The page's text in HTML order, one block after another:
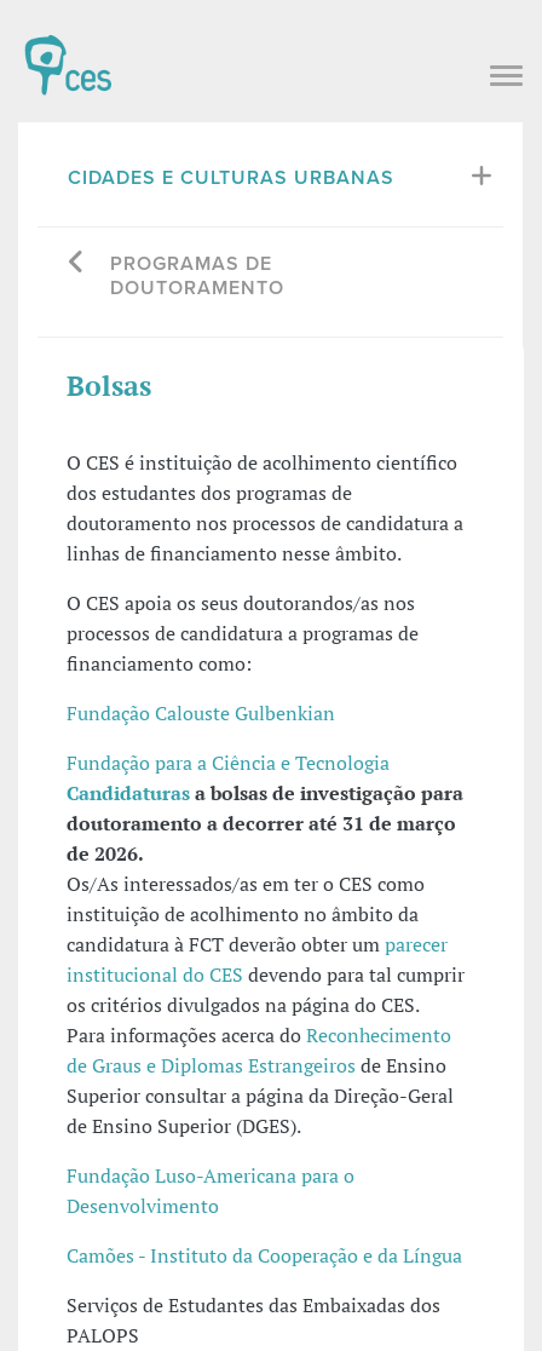
CIDADES E CULTURAS URBANAS
PROGRAMAS DE
DOUTORAMENTO
Bolsas
O CES é instituição de acolhimento científico
dos estudantes dos programas de
doutoramento nos processos de candidatura a
linhas de financiamento nesse âmbito.
O CES apoia os seus doutorandos/as nos
processos de candidatura a programas de
financiamento como:
Fundação Calouste Gulbenkian
Fundação para a Ciência e Tecnologia
Candidaturasa bolsas de investigação para
doutoramento a decorrer até 31 de março
de 2026.
Os/As interessados/as em ter o CES como
instituição de acolhimento no âmbito da
candidatura à FCT deverão obter umparecer
institucional do CES devendo para tal cumprir
os critérios divulgados na página do CES.
Para informações acerca doReconhecimento
de Graus e Diplomas Estrangeiros de Ensino
Superior consultar a página da Direção-Geral
de Ensino Superior (DGES).
Fundação Luso-Americana para o
Desenvolvimento
Camões - Instituto da Cooperação e da Língua
Serviços de Estudantes das Embaixadas dos
PALOPS